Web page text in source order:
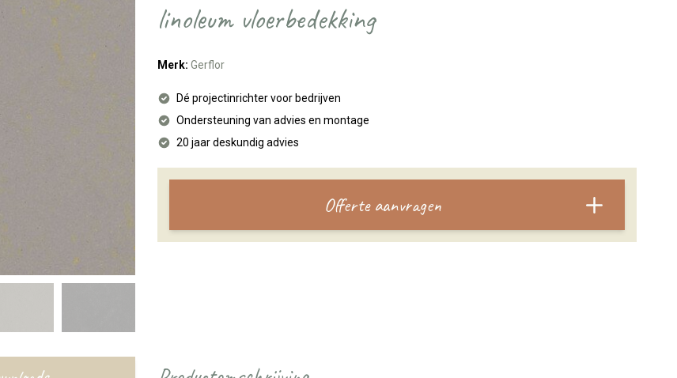
linoleum vloerbedekking
Merk: Gerflor
Dé projectinrichter voor bedrijven
Ondersteuning van advies en montage
20 jaar deskundig advies
Offerte aanvragen